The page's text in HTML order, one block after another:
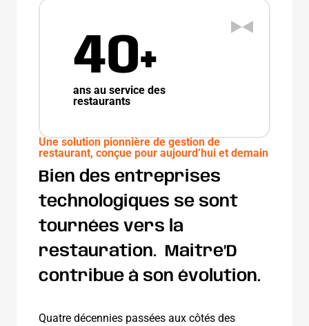
40+
ans au service des
restaurants
Une solution pionnière de gestion de
restaurant, conçue pour aujourd’hui et demain
Bien des entreprises
technologiques se sont
tournées vers la
restauration. Maitre’D
contribue à son évolution.
Quatre décennies passées aux côtés des